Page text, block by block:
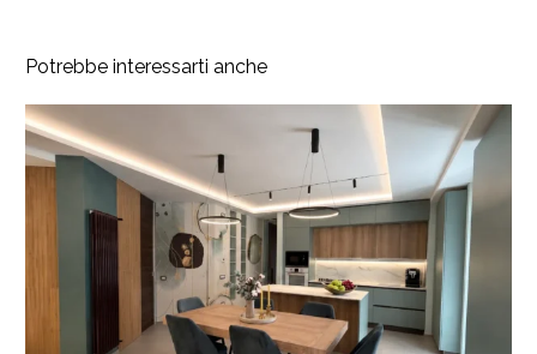
Potrebbe interessarti anche